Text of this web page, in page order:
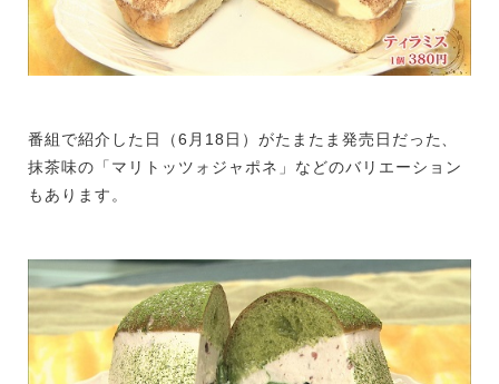
番組で紹介した日（6月18日）がたまたま発売日だった、
抹茶味の「マリトッツォジャポネ」などのバリエーション
もあります。